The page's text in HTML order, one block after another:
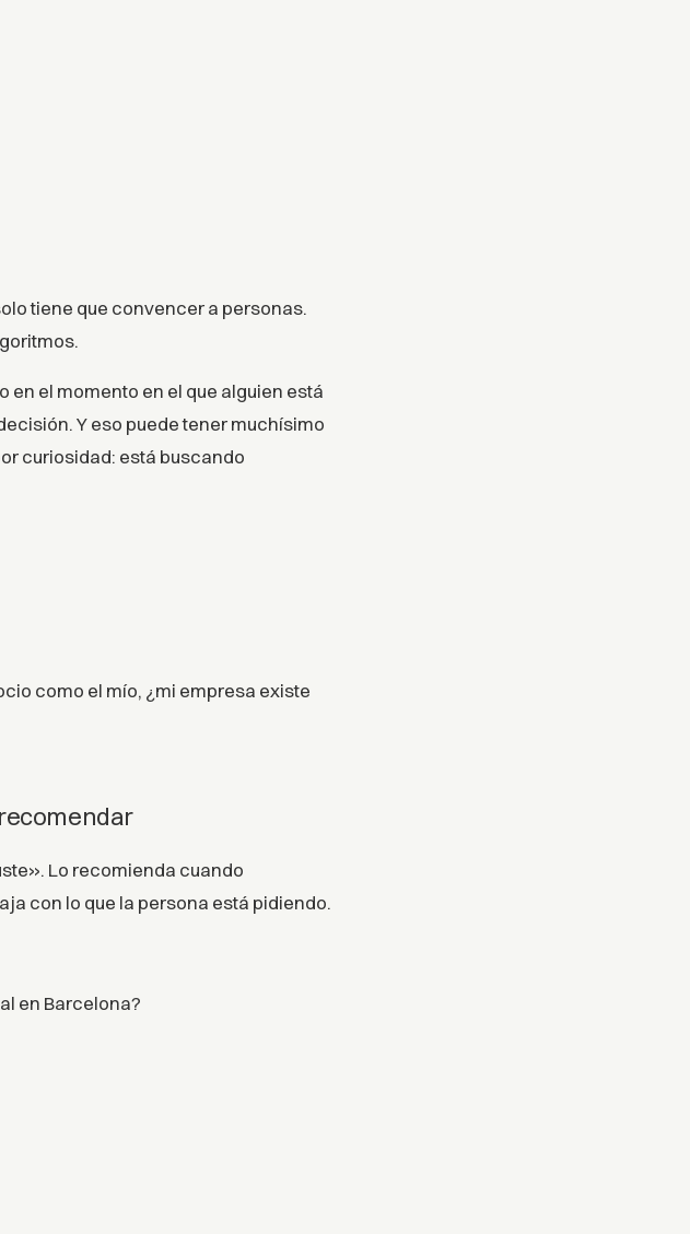
tiene que convencer a personas.
en el momento en el que alguien está
Y eso puede tener muchísimo
curiosidad: está buscando
como el mío, ¿mi empresa existe
Lo recomienda cuando
con lo que la persona está pidiendo.
en Barcelona?